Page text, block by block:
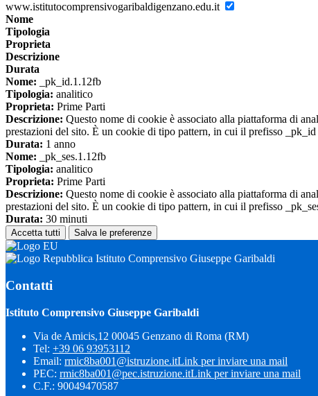
www.istitutocomprensivogaribaldigenzano.edu.it
Nome
Tipologia
Proprieta
Descrizione
Durata
Nome: _pk_id.1.12fb
Tipologia: analitico
Proprieta: Prime Parti
Descrizione: Questo nome di cookie è associato alla piattaforma di
prestazioni del sito. È un cookie di tipo pattern, in cui il prefisso
Durata: 1 anno
Nome: _pk_ses.1.12fb
Tipologia: analitico
Proprieta: Prime Parti
Descrizione: Questo nome di cookie è associato alla piattaforma di
prestazioni del sito. È un cookie di tipo pattern, in cui il prefisso
Durata: 30 minuti
Accetta tutti Salva le preferenze
Istituto Comprensivo Giuseppe Garibaldi
Contatti
Istituto Comprensivo Giuseppe Garibaldi
Via de Amicis,12 00045 Genzano di Roma (RM)
Tel: +39 06 93953112
Email: rmic8ba001@istruzione.itLink per inviare una mail
PEC: rmic8ba001@pec.istruzione.itLink per inviare una mail
C.F.: 90049470587